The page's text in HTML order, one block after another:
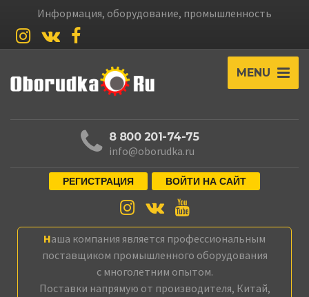
Информация, оборудование, промышленность
MENU
8 800 201-74-75
info@oborudka.ru
РЕГИСТРАЦИЯ ВОЙТИ НА САЙТ
Наша компания является профессиональным
поставщиком промышленного оборудования
с многолетним опытом.
Поставки напрямую от производителя, Китай,